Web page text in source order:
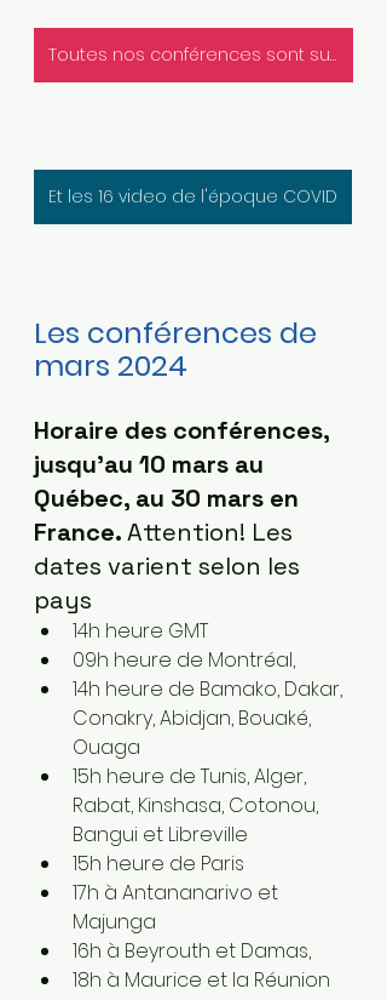
Toutes nos conférences sont sur Youtube
Et les 16 video de l'époque COVID
Les conférences de
mars 2024
Horaire des conférences,
jusqu'au 10 mars au
Québec, au 30 mars en
France. Attention! Les
dates varient selon les
pays
14h heure GMT
09h heure de Montréal,
14h heure de Bamako, Dakar,
Conakry, Abidjan, Bouaké,
Ouaga
15h heure de Tunis, Alger,
Rabat, Kinshasa, Cotonou,
Bangui et Libreville
15h heure de Paris
17h à Antananarivo et
Majunga
16h à Beyrouth et Damas,
18h à Maurice et la Réunion